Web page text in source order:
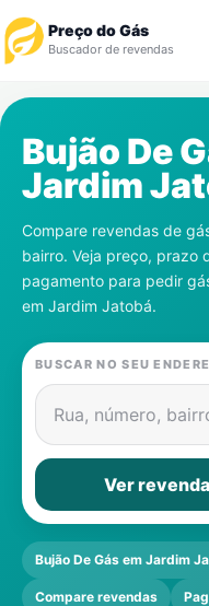
Preço do Gás
Buscador de revendas
Revendedor
Notícias
Cadastre-se
Gás
Contatos
Bujão De
Jardim
Compare revendas de
bairro. Veja preço, prazo
pagamento para pedir
em Jardim Jatobá.
BUSCAR NO SEU
Rua, número,
Ver
Bujão De Gás em Jardim
Compare revendas